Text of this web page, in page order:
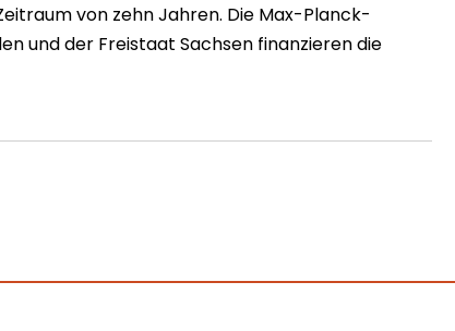
von zehn Jahren. Die Max-Planck-
und der Freistaat Sachsen finanzieren die